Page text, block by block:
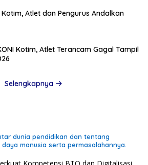
Atlet dan Pengurus Andalkan
Kotim, Atlet Terancam Gagal Tampil
Selengkapnya
dunia pendidikan dan tentang
manusia serta permasalahannya.